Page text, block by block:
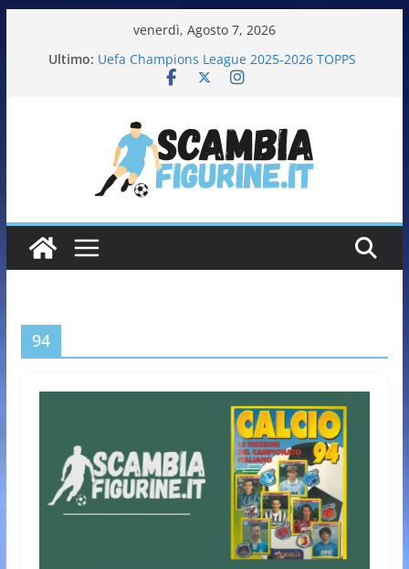
venerdì, Agosto 7, 2026
Ultimo: Uefa Champions League 2025-2026 TOPPS
Fifa World Cup 2026 PANINI
Calciatori Serie B BKT 2025-2026 PANINI
94